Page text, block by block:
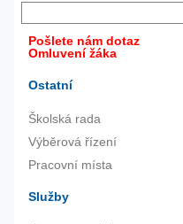
Pošlete nám dotaz
Omluvení žáka
Ostatní
Školská rada
Výběrová řízení
Pracovní místa
Služby